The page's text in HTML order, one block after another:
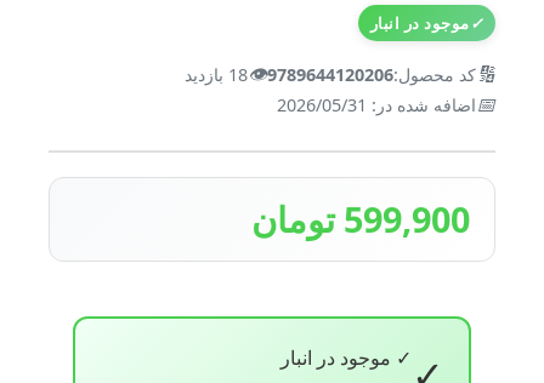
✓موجود در انبار
🔢کد محصول:9789644120206
👁️18 بازدید
📅اضافه شده در: 2026/05/31
599,900 تومان
✓ موجود در انبار